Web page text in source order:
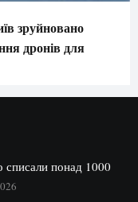
зруйновано
дронів для
списали понад 1000